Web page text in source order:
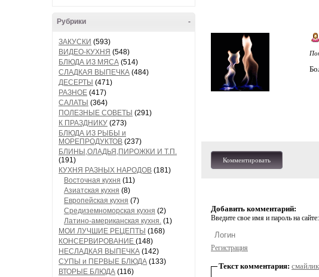
-
Рубрики
ЗАКУСКИ (593)
ВИДЕО-КУХНЯ (548)
БЛЮДА ИЗ МЯСА (514)
СЛАДКАЯ ВЫПЕЧКА (484)
ДЕСЕРТЫ (471)
РАЗНОЕ (417)
САЛАТЫ (364)
ПОЛЕЗНЫЕ СОВЕТЫ (291)
К ПРАЗДНИКУ (273)
БЛЮДА ИЗ РЫБЫ и
МОРЕПРОДУКТОВ (237)
БЛИНЫ,ОЛАДЬЯ,ПИРОЖКИ И Т.П.
(191)
КУХНЯ РАЗНЫХ НАРОДОВ (181)
Восточная кухня (11)
Азиатская кухня (8)
Европейская кухня (7)
Средиземноморская кухня (2)
Латино-американская кухня. (1)
МОИ ЛУЧШИЕ РЕЦЕПТЫ (168)
КОНСЕРВИРОВАНИЕ (148)
НЕСЛАДКАЯ ВЫПЕЧКА (142)
СУПЫ и ПЕРВЫЕ БЛЮДА (133)
ВТОРЫЕ БЛЮДА (116)
Комментировать
Добавить комментарий:
Введите свое имя и пароль на сайте:
Регистрация
Текст комментария: